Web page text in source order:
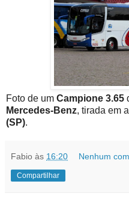
Foto de um Campione 3.65
Mercedes-Benz, tirada em
(SP).
Fabio às 16:20 Nenhum
Compartilhar